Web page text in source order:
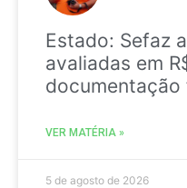
Estado: Sefaz
avaliadas em
documentação
VER MATÉRIA »
5 de agosto de 2026